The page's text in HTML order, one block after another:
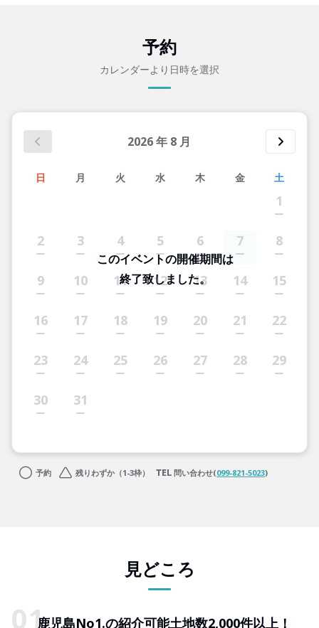
予約
カレンダーより日時を選択
2026年 8 月
日 月 火 水 木 金 土
1
2 3 4 5 6 7 8
9 10 11 12 13 14 15
16 17 18 19 20 21 22
23 24 25 26 27 28 29
30 31
このイベントの開催期間は
終了致しました。
予約 残りわずか（1-3枠） 問い合わせ(099-821-5023)
見どころ
鹿児島No1.の紹介可能土地数2,000件以上！